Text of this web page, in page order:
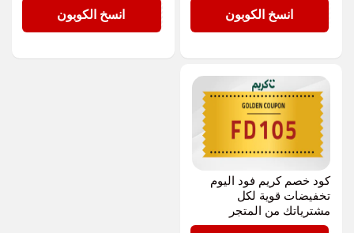
FD105انسخ الكوبون FD105انسخ الكوبون
كود خصم كريم فود اليوم
تخفيضات قوية لكل
مشترياتك من المتجر